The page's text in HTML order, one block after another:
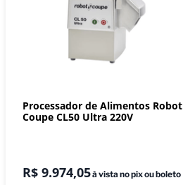
Processador de Alimentos Robot
Coupe CL50 Ultra 220V
R$ 9.974,05à vista no pix ou boleto